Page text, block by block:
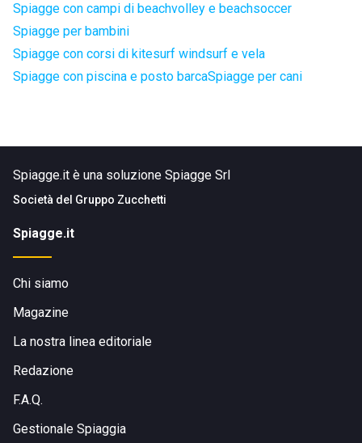
Spiagge con campi di beachvolley e beachsoccer
Spiagge per bambini
Spiagge con corsi di kitesurf windsurf e vela
Spiagge con piscina e posto barcaSpiagge per cani
Spiagge.it è una soluzione Spiagge Srl
Società del Gruppo Zucchetti
Spiagge.it
Chi siamo
Magazine
La nostra linea editoriale
Redazione
F.A.Q.
Gestionale Spiaggia